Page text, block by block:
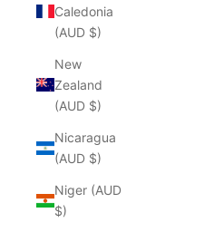
Caledonia
(AUD $)
New
Zealand
(AUD $)
Nicaragua
(AUD $)
Niger (AUD
$)